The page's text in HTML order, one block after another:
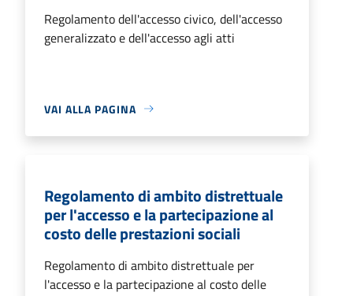
Regolamento dell'accesso civico, dell'accesso
generalizzato e dell'accesso agli atti
VAI ALLA PAGINA
Regolamento di ambito distrettuale
per l'accesso e la partecipazione al
costo delle prestazioni sociali
Regolamento di ambito distrettuale per
l'accesso e la partecipazione al costo delle